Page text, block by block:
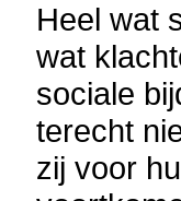
Heel wat
wat
sociale
terecht
zij voor